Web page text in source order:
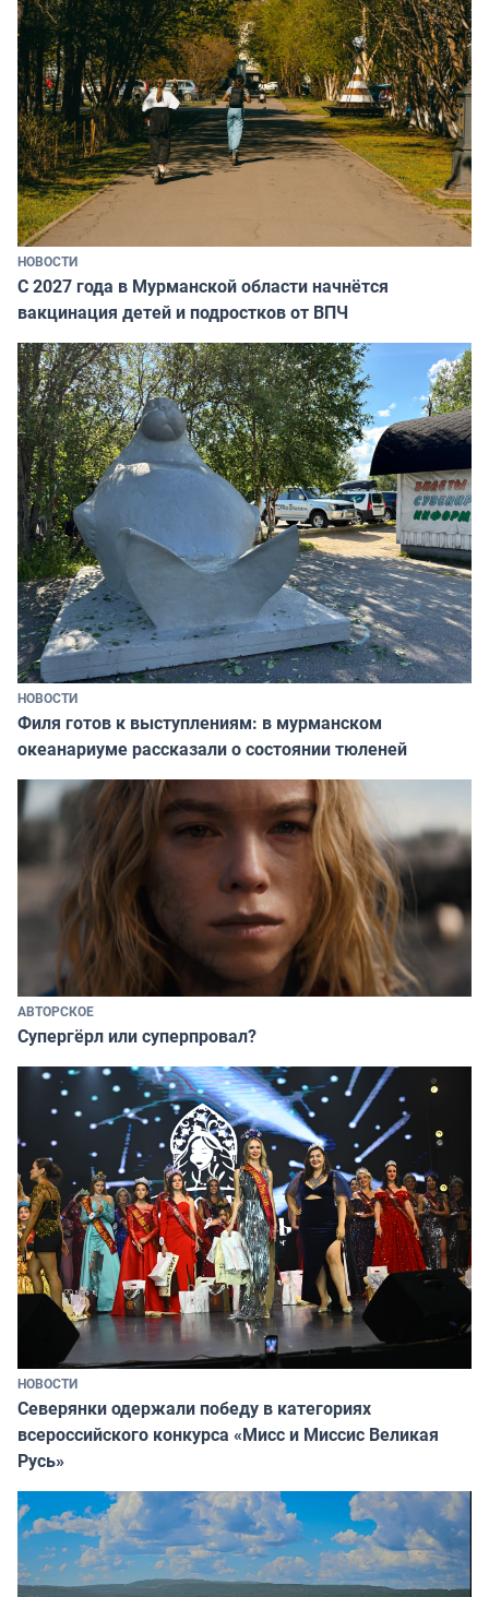
НОВОСТИ
С 2027 года в Мурманской области начнётся
вакцинация детей и подростков от ВПЧ
НОВОСТИ
Филя готов к выступлениям: в мурманском
океанариуме рассказали о состоянии тюленей
АВТОРСКОЕ
Супергёрл или суперпровал?
НОВОСТИ
Северянки одержали победу в категориях
всероссийского конкурса «Мисс и Миссис Великая
Русь»